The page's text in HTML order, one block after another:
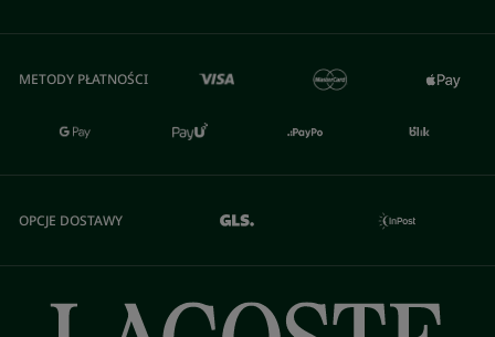
METODY PŁATNOŚCI
OPCJE DOSTAWY